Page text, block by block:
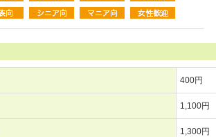
400円
1,100円
1,300円